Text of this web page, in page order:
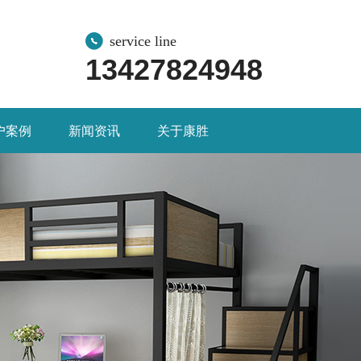
service line
13427824948
案例 新闻资讯 关于康胜